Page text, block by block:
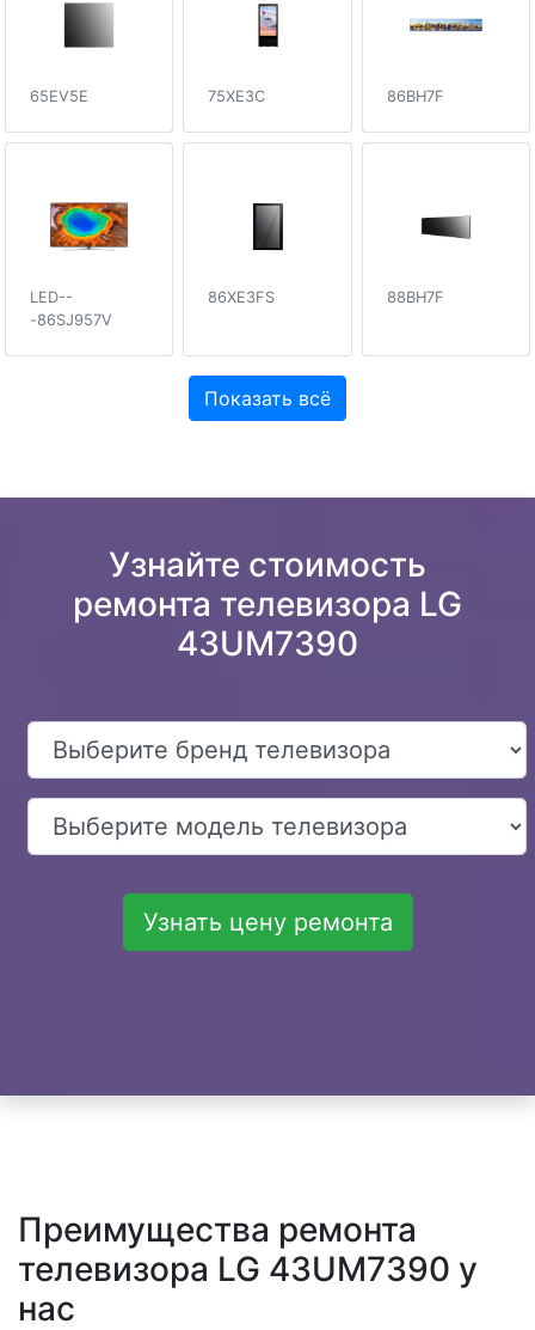
65EV5E 75XE3C 86BH7F
LED--
-86SJ957V
86XE3FS 88BH7F
Показать всё
Узнайте стоимость
ремонта телевизора LG
43UM7390
Узнать цену ремонта
Преимущества ремонта
телевизора LG 43UM7390 у
нас